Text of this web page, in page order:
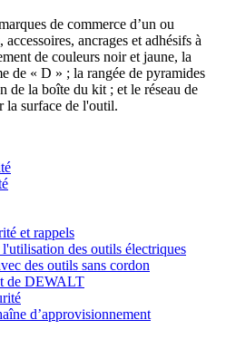
de commerce d’un ou
ancrages et adhésifs à
de couleurs noir et jaune, la
de « D » ; la rangée de pyramides
de la boîte du kit ; et le réseau de
la surface de l'outil.
et rappels
des outils électriques
des outils sans cordon
de DEWALT
d’approvisionnement